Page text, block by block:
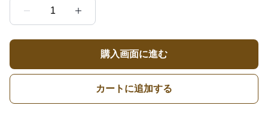
1
購入画面に進む
カートに追加する